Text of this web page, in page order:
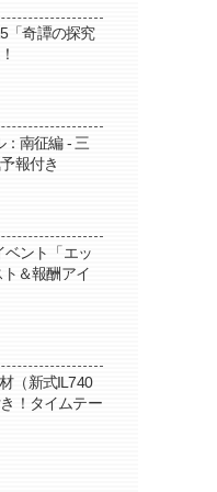
「奇譚の探究
：南征編 - 三
報付き
ベント「エッ
＆報酬アイ
（新式IL740
！タイムテー